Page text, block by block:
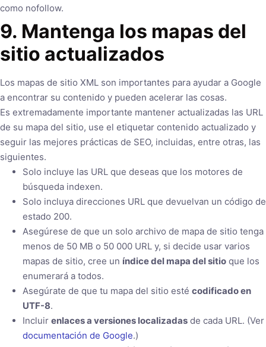
como nofollow.
9. Mantenga los mapas del
sitio actualizados
Los mapas de sitio XML son importantes para ayudar a Google
a encontrar su contenido y pueden acelerar las cosas.
Es extremadamente importante mantener actualizadas las URL
de su mapa del sitio, use el etiquetar contenido actualizado y
seguir las mejores prácticas de SEO, incluidas, entre otras, las
siguientes.
Solo incluye las URL que deseas que los motores de
búsqueda indexen.
Solo incluya direcciones URL que devuelvan un código de
estado 200.
Asegúrese de que un solo archivo de mapa de sitio tenga
menos de 50 MB o 50 000 URL y, si decide usar varios
mapas de sitio, cree un índice del mapa del sitioque los
enumerará a todos.
Asegúrate de que tu mapa del sitio esté codificado en
UTF-8.
Incluir enlaces a versiones localizadasde cada URL. (Ver
documentación de Google.)